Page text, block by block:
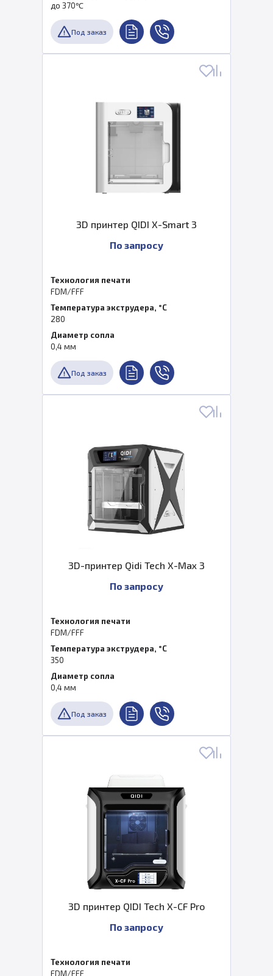
до 370℃
Под заказ
3D принтер QIDI X-Smart 3
По запросу
Технология печати
FDM/FFF
Температура экструдера, °C
280
Диаметр сопла
0,4 мм
Под заказ
3D-принтер Qidi Tech X-Max 3
По запросу
Технология печати
FDM/FFF
Температура экструдера, °C
350
Диаметр сопла
0,4 мм
Под заказ
3D принтер QIDI Tech X-CF Pro
По запросу
Технология печати
FDM/FFF